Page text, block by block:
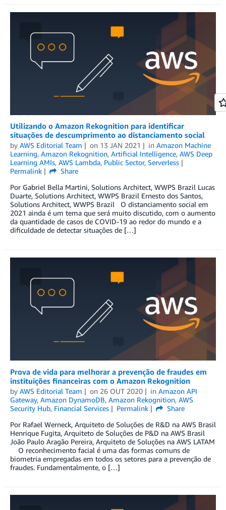
Utilizando o Amazon Rekognition para identificar
situações de descumprimento ao distanciamento social
by AWS Editorial Team on 13 JAN 2021 in Amazon Machine
Learning, Amazon Rekognition, Artificial Intelligence, AWS Deep
Learning AMIs, AWS Lambda, Public Sector, Serverless
Permalink
Share
Por Gabriel Bella Martini, Solutions Architect, WWPS Brazil Lucas
Duarte, Solutions Architect, WWPS Brazil Ernesto dos Santos,
Solutions Architect, WWPS Brazil O distanciamento social em
2021 ainda é um tema que será muito discutido, com o aumento
da quantidade de casos de COVID-19 ao redor do mundo e a
dificuldade de detectar situações de […]
Prova de vida para melhorar a prevenção de fraudes em
instituições financeiras com o Amazon Rekognition
by AWS Editorial Team on 26 OUT 2020 in Amazon API
Gateway, Amazon DynamoDB, Amazon Rekognition, AWS
Security Hub, Financial Services Permalink
Share
Por Rafael Werneck, Arquiteto de Soluções de R&D na AWS Brasil
Henrique Fugita, Arquiteto de Soluções de P&D na AWS Brasil
João Paulo Aragão Pereira, Arquiteto de Soluções na AWS LATAM
O reconhecimento facial é uma das formas comuns de
biometria empregadas em todos os setores para a prevenção de
fraudes. Fundamentalmente, o […]